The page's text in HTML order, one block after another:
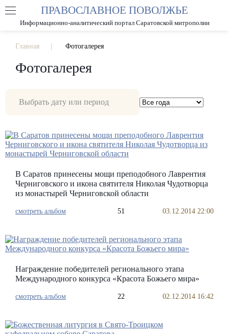
РАЗМЕР ШРИФТА А А
ПРАВОСЛАВНОЕ ПОВОЛЖЬЕ
Информационно-аналитический портал Саратовской митрополии
Главная Фотогалерея
Фотогалерея
В Саратов принесены мощи преподобного Лаврентия
Черниговского и икона святителя Николая Чудотворца
из монастырей Черниговской области
смотреть альбом 51 03.12.2014 22:00
Награждение победителей регионального этапа
Международного конкурса «Красота Божьего мира»
смотреть альбом 22 02.12.2014 16:42